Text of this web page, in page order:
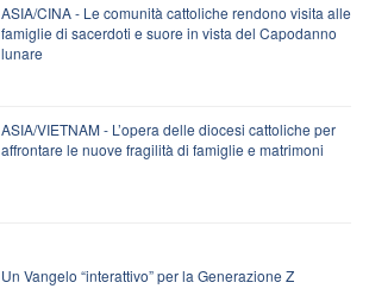
ASIA/CINA - Le comunità cattoliche rendono visita alle
famiglie di sacerdoti e suore in vista del Capodanno
lunare
ASIA/VIETNAM - L’opera delle diocesi cattoliche per
affrontare le nuove fragilità di famiglie e matrimoni
Un Vangelo “interattivo” per la Generazione Z